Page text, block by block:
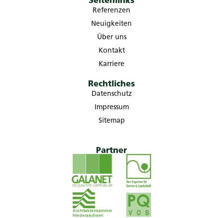
Referenzen
Neuigkeiten
Über uns
Kontakt
Karriere
Rechtliches
Datenschutz
Impressum
Sitemap
Partner